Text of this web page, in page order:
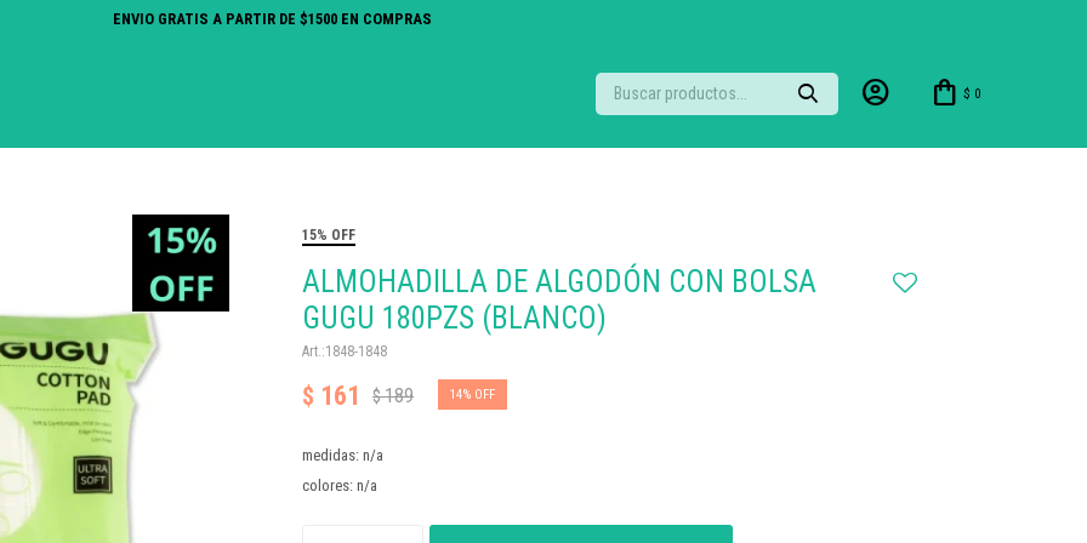
ENVIO GRATIS A PARTIR DE $1500 EN COMPRAS
$ 0
15% OFF
ALMOHADILLA DE ALGODÓN CON BOLSA
GUGU 180PZS (BLANCO)
1848-1848
$ 161 $189 14
medidas: n/a
colores: n/a